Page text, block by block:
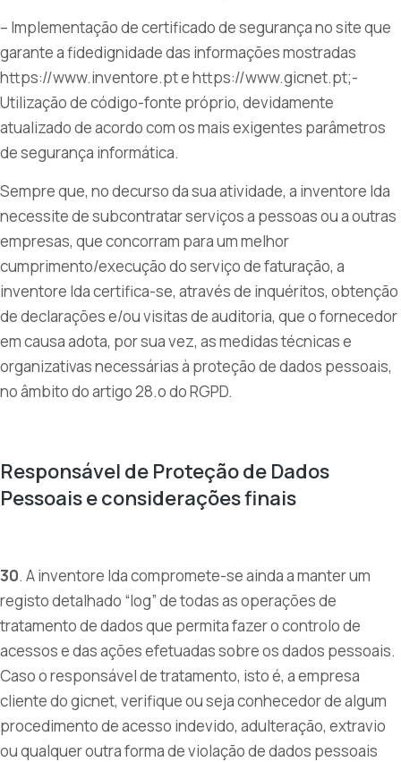
– Implementação de certificado de segurança no site que
garante a fidedignidade das informações mostradas
https://www.inventore.pt e https://www.gicnet.pt;-
Utilização de código-fonte próprio, devidamente
atualizado de acordo com os mais exigentes parâmetros
de segurança informática.
Sempre que, no decurso da sua atividade, a inventore lda
necessite de subcontratar serviços a pessoas ou a outras
empresas, que concorram para um melhor
cumprimento/execução do serviço de faturação, a
inventore lda certifica-se, através de inquéritos, obtenção
de declarações e/ou visitas de auditoria, que o fornecedor
em causa adota, por sua vez, as medidas técnicas e
organizativas necessárias à proteção de dados pessoais,
no âmbito do artigo 28.o do RGPD.
Responsável de Proteção de Dados
Pessoais e considerações finais
30. A inventore lda compromete-se ainda a manter um
registo detalhado “log” de todas as operações de
tratamento de dados que permita fazer o controlo de
acessos e das ações efetuadas sobre os dados pessoais.
Caso o responsável de tratamento, isto é, a empresa
cliente do gicnet, verifique ou seja conhecedor de algum
procedimento de acesso indevido, adulteração, extravio
ou qualquer outra forma de violação de dados pessoais